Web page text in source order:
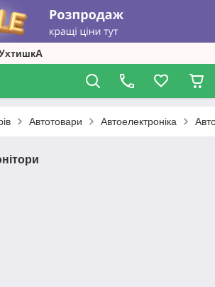
УхтишкА
Автотовари Автоелектроніка